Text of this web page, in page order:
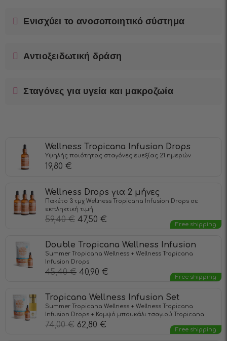
Ενισχύει το ανοσοποιητικό σύστημα
Αντιοξειδωτική δράση
Σταγόνες για υγεία και μακροζωία
Wellness Tropicana Infusiоn Drops
Υψηλής ποιότητας σταγόνες ευεξίας 21 ημερών
19,80 €
Wellness Drops για 2 μήνες
Πακέτο 3 τμχ Wellness Tropicana Infusiоn Drops σε
εκπληκτική τιμή
59,40€ 47,50 €
Free shipping
Double Tropicana Wellness Infusion
Summer Tropicana Wellness + Wellness Tropicana
Infusiоn Drops
45,40€ 40,90 €
Free shipping
Tropicana Wellness Infusion Set
Summer Tropicana Wellness + Wellness Tropicana
Infusiоn Drops + Κομψό μπουκάλι τσαγιού Tropicana
74,00€ 62,80 €
Free shipping